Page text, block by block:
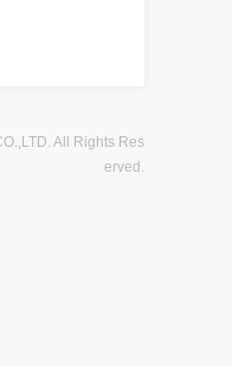
All Rights Res
erved.